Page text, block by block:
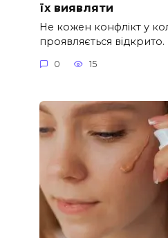
їх виявляти
Не кожен конфлікт у
проявляється відкрито.
0 15